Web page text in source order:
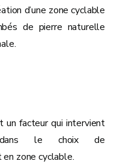
d’une zone cyclable
de pierre naturelle
un facteur qui intervient
dans le choix de
en zone cyclable.